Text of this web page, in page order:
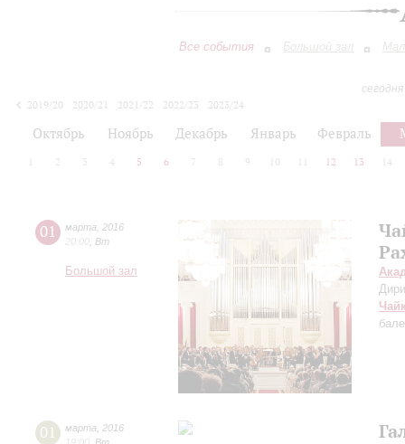
Все события Большой зал
2019/20
2020/21 2021/22 2022/23
2023/24
Октябрь Ноябрь Декабрь Январь Февраль
2 3 4 5 6 7 8 9 10 12 13 14
01 марта
2016
20:00 Вт
Большой зал
01 марта
2016